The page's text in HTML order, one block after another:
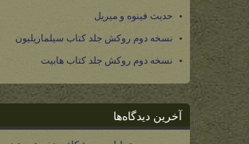
حدیث فینوه و میریل
نسخه دوم روکش جلد کتاب سیلماریلیون
نسخه دوم روکش جلد کتاب هابیت
آخرین دیدگاه‌ها